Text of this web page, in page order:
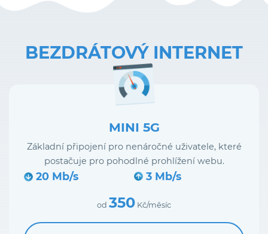
BEZDRÁTOVÝ INTERNET
MINI 5G
Základní připojení pro nenáročné uživatele, které
postačuje pro pohodlné prohlížení webu.
20 Mb/s 3 Mb/s
od 350 Kč/měsíc